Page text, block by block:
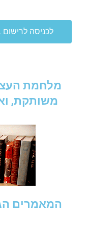
לכניסה
מלחמת
משותקת,
המאמרים